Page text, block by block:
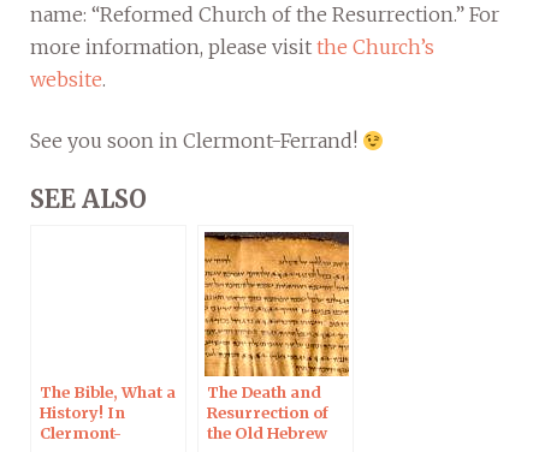
name: “Reformed Church of the Resurrection.” For
more information, please visit the Church’s
website.
See you soon in Clermont-Ferrand!
SEE ALSO
The Bible, What a
History! In
Clermont-
The Death and
Resurrection of
the Old Hebrew